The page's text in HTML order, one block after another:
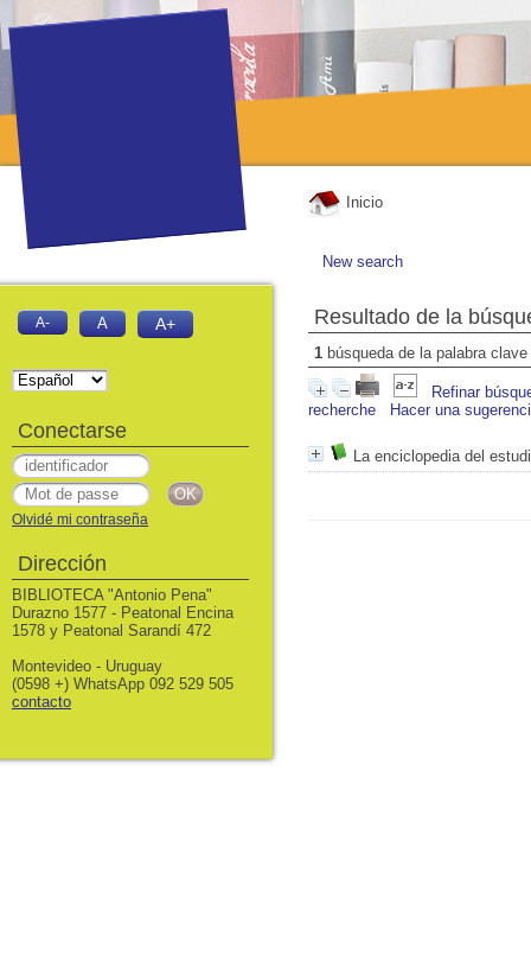
Inicio
New search
Resultado de la
1 búsqueda de la palabra clave
Refinar
recherche
Hacer una
La enciclopedia del
A- A A+
Conectarse
Olvidé mi contraseña
Dirección
BIBLIOTECA "Antonio Pena"
Durazno 1577 - Peatonal Encina
1578 y Peatonal Sarandí 472
Montevideo - Uruguay
(0598 +) WhatsApp 092 529 505
contacto